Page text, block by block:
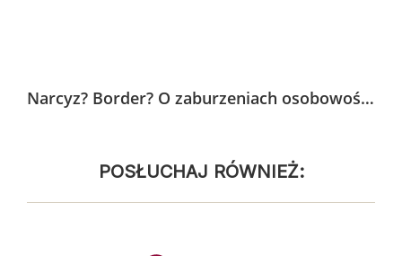
Narcyz? Border? O zaburzeniach osobowości słów kilka
POSŁUCHAJ RÓWNIEŻ: